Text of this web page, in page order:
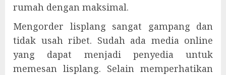
rumah dengan maksimal.
Mengorder lisplang sangat gampang dan
tidak usah ribet. Sudah ada media online
yang dapat menjadi penyedia untuk
memesan lisplang. Selain memperhatikan